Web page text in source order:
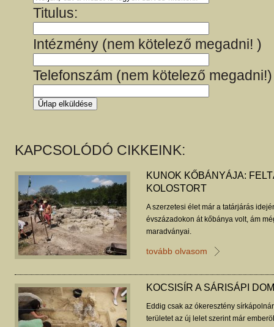
Titulus:
Intézmény (nem kötelező megadni! )
Telefonszám (nem kötelező megadni!)
KAPCSOLÓDÓ CIKKEINK:
KUNOK KŐBÁNYÁJA:
KOLOSTORT
A szerzetesi élet már a tatárjárás
évszázadokon át kőbánya volt, ám
maradványai.
tovább olvasom
KOCSISÍR A SÁRISÁPI
Eddig csak az ókeresztény
területet az új lelet szerint már